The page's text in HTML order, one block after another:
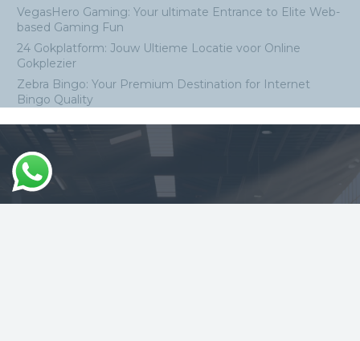
VegasHero Gaming: Your ultimate Entrance to Elite Web-
based Gaming Fun
24 Gokplatform: Jouw Ultieme Locatie voor Online
Gokplezier
Zebra Bingo: Your Premium Destination for Internet
Bingo Quality